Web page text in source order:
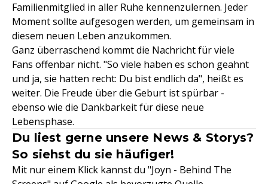
Familienmitglied in aller Ruhe kennenzulernen. Jeder
Moment sollte aufgesogen werden, um gemeinsam in
diesem neuen Leben anzukommen.
Ganz überraschend kommt die Nachricht für viele
Fans offenbar nicht. "So viele haben es schon geahnt
und ja, sie hatten recht: Du bist endlich da", heißt es
weiter. Die Freude über die Geburt ist spürbar -
ebenso wie die Dankbarkeit für diese neue
Lebensphase.
Du liest gerne unsere News & Storys?
So siehst du sie häufiger!
Mit nur einem Klick kannst du "Joyn - Behind The